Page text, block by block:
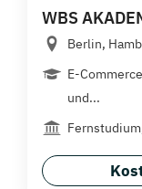
WBS
Berlin,
E-
und...